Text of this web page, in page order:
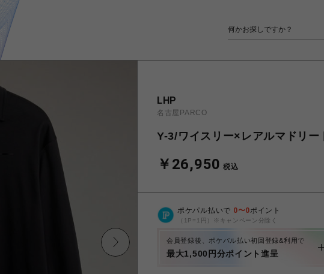
LHP
名古屋PARCO
Y-3/ワイスリー×レアルマドリ
￥26,950 税込
ポケパル払いで 0〜0ポイント
（1P=1円）※キャンペーン分除く
会員登録後、ポケパル払い初回登録&利用で
最大1,500円分ポイント進呈